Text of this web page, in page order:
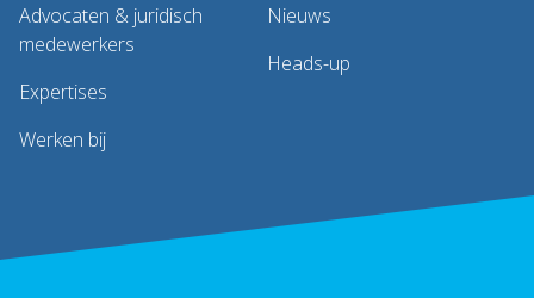
Advocaten & juridisch
medewerkers
Expertises
Werken bij
Nieuws
Heads-up